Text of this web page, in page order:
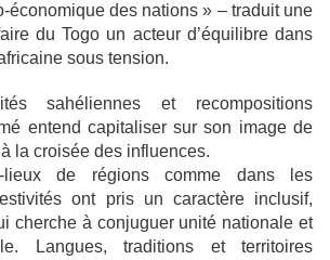
économique des nations » – traduit une
du Togo un acteur d’équilibre dans
sous tension.
sahéliennes et recompositions
entend capitaliser sur son image de
la croisée des influences.
lieux de régions comme dans les
ont pris un caractère inclusif,
cherche à conjuguer unité nationale et
Langues, traditions et territoires